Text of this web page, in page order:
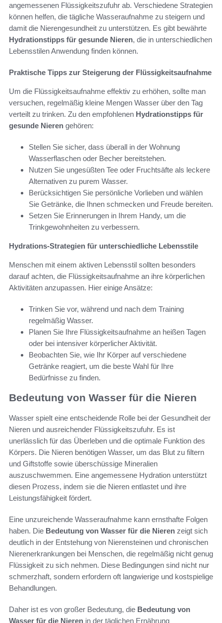
angemessenen Flüssigkeitszufuhr ab. Verschiedene Strategien
können helfen, die tägliche Wasseraufnahme zu steigern und
damit die Nierengesundheit zu unterstützen. Es gibt bewährte
Hydrationstipps für gesunde Nieren, die in unterschiedlichen
Lebensstilen Anwendung finden können.
Praktische Tipps zur Steigerung der Flüssigkeitsaufnahme
Um die Flüssigkeitsaufnahme effektiv zu erhöhen, sollte man
versuchen, regelmäßig kleine Mengen Wasser über den Tag
verteilt zu trinken. Zu den empfohlenen Hydrationstipps für
gesunde Nieren gehören:
Stellen Sie sicher, dass überall in der Wohnung
Wasserflaschen oder Becher bereitstehen.
Nutzen Sie ungesüßten Tee oder Fruchtsäfte als leckere
Alternativen zu purem Wasser.
Berücksichtigen Sie persönliche Vorlieben und wählen
Sie Getränke, die Ihnen schmecken und Freude bereiten.
Setzen Sie Erinnerungen in Ihrem Handy, um die
Trinkgewohnheiten zu verbessern.
Hydrations-Strategien für unterschiedliche Lebensstile
Menschen mit einem aktiven Lebensstil sollten besonders
darauf achten, die Flüssigkeitsaufnahme an ihre körperlichen
Aktivitäten anzupassen. Hier einige Ansätze:
Trinken Sie vor, während und nach dem Training
regelmäßig Wasser.
Planen Sie Ihre Flüssigkeitsaufnahme an heißen Tagen
oder bei intensiver körperlicher Aktivität.
Beobachten Sie, wie Ihr Körper auf verschiedene
Getränke reagiert, um die beste Wahl für Ihre
Bedürfnisse zu finden.
Bedeutung von Wasser für die Nieren
Wasser spielt eine entscheidende Rolle bei der Gesundheit der
Nieren und ausreichender Flüssigkeitszufuhr. Es ist
unerlässlich für das Überleben und die optimale Funktion des
Körpers. Die Nieren benötigen Wasser, um das Blut zu filtern
und Giftstoffe sowie überschüssige Mineralien
auszuschwemmen. Eine angemessene Hydration unterstützt
diesen Prozess, indem sie die Nieren entlastet und ihre
Leistungsfähigkeit fördert.
Eine unzureichende Wasseraufnahme kann ernsthafte Folgen
haben. Die Bedeutung von Wasser für die Nieren zeigt sich
deutlich in der Entstehung von Nierensteinen und chronischen
Nierenerkrankungen bei Menschen, die regelmäßig nicht genug
Flüssigkeit zu sich nehmen. Diese Bedingungen sind nicht nur
schmerzhaft, sondern erfordern oft langwierige und kostspielige
Behandlungen.
Daher ist es von großer Bedeutung, die Bedeutung von
Wasser für die Nieren in der täglichen Ernährung